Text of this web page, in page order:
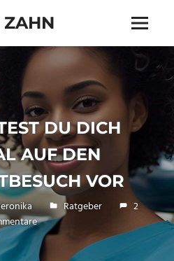
ZAHN Menü
DU DICH
AUF DEN
VOR
Ratgeber
2